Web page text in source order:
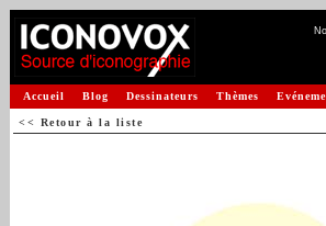
Accueil Blog Dessinateurs Thèmes
<< Retour à la liste